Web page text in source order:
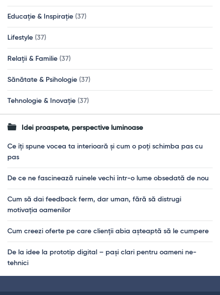
Educație & Inspirație (37)
Lifestyle (37)
Relații & Familie (37)
Sănătate & Psihologie (37)
Tehnologie & Inovație (37)
Idei proaspete, perspective luminoase
Ce îți spune vocea ta interioară și cum o poți schimba pas cu
pas
De ce ne fascinează ruinele vechi într-o lume obsedată de nou
Cum să dai feedback ferm, dar uman, fără să distrugi
motivația oamenilor
Cum creezi oferte pe care clienții abia așteaptă să le cumpere
De la idee la prototip digital – pași clari pentru oameni ne-
tehnici